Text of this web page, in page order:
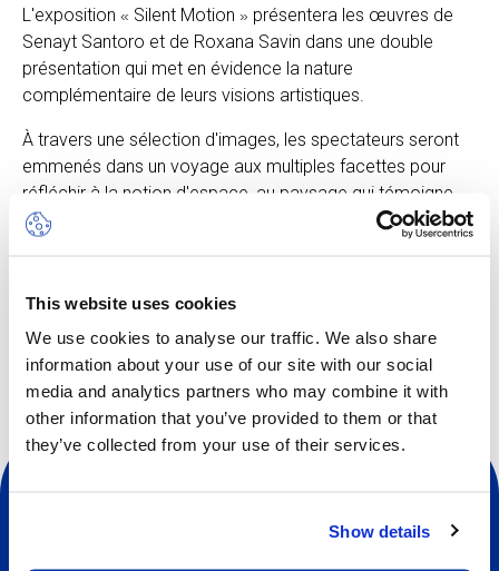
This website uses cookies
We use cookies to analyse our traffic. We also share
information about your use of our site with our social
media and analytics partners who may combine it with
other information that you’ve provided to them or that
they’ve collected from your use of their services.
Show details
L'exposition « Silent Motion » présentera les œuvres de
Senayt Santoro et de Roxana Savin dans une double
présentation qui met en évidence la nature
complémentaire de leurs visions artistiques.
À travers une sélection d'images, les spectateurs seront
emmenés dans un voyage aux multiples facettes pour
réfléchir à la notion d'espace, au paysage qui témoigne
d'un voyage invisible, à l'identité en transition, au
Crédit photo : Senayt Santoro